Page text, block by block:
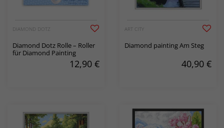
DIAMOND DOTZ
Diamond Dotz Rolle – Roller
für Diamond Painting
12,90 €
ART CITY
Diamond painting Am Steg
40,90 €